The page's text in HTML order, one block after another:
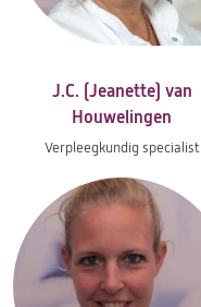
J.C. (Jeanette) van
Houwelingen
Verpleegkundig specialist